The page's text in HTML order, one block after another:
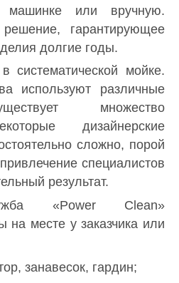
машинке или вручную.
гарантирующее
долгие годы.
систематической мойке.
используют различные
множество
дизайнерские
сложно, порой
специалистов
результат.
«Power Clean»
на месте у заказчика или
занавесок, гардин;